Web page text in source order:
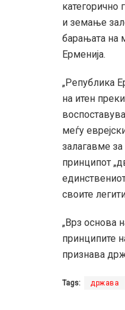
категорично
и земање
барањата на
Ерменија.
„Република
на итен
меѓу
залагавме
принципот
своите
„Врз основа
принципите
признава
Tags: држава